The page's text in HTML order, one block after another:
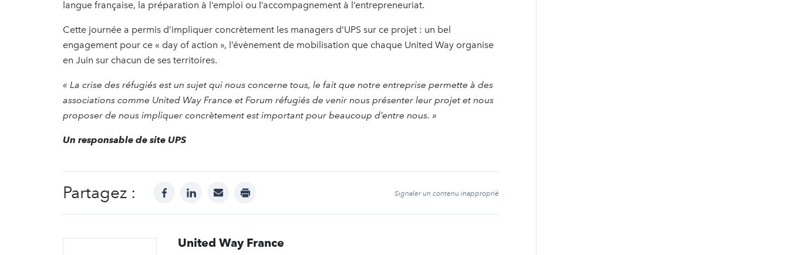
langue française, la préparation à l’emploi ou l’accompagnement à l’entrepreneuriat.
Cette journée a permis d’impliquer concrètement les managers d’UPS sur ce projet : un bel
engagement pour ce « day of action », l’évènement de mobilisation que chaque United Way organise
en Juin sur chacun de ses territoires.
« La crise des réfugiés est un sujet qui nous concerne tous, le fait que notre entreprise permette à des
associations comme United Way France et Forum réfugiés de venir nous présenter leur projet et nous
proposer de nous impliquer concrètement est important pour beaucoup d’entre nous. »
Un responsable de site UPS
Partagez : facebooklinkedinmail print Signaler un contenu inapproprié
United Way France